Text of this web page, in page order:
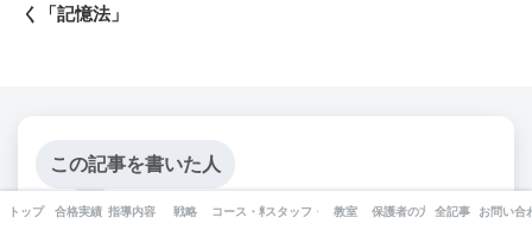
く「記憶法」
この記事を書いた人
トップ 合格実績 指導内容 戦略 コース・料金スタッフ・出版書籍
教室 保護者の方へ全記事 お問い合